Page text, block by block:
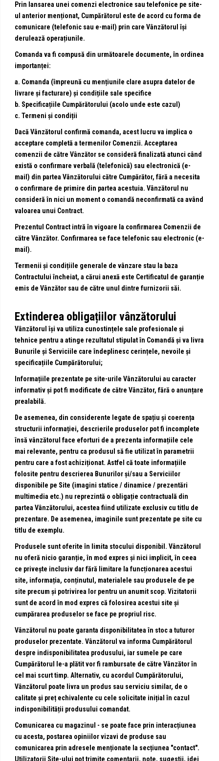
Prin lansarea unei comenzi electronice sau telefonice pe site-
ul anterior menționat, Cumpărătorul este de acord cu forma de
comunicare (telefonic sau e-mail) prin care Vânzătorul își
derulează operațiunile.
Comanda va fi compusă din următoarele documente, în ordinea
importanței:
a. Comanda (împreună cu mențiunile clare asupra datelor de
livrare și facturare) și condițiile sale specifice
b. Specificațiile Cumpărătorului (acolo unde este cazul)
c. Termeni și condiții
Dacă Vânzătorul confirmă comanda, acest lucru va implica o
acceptare completă a termenilor Comenzii. Acceptarea
comenzii de către Vânzător se consideră finalizată atunci când
există o confirmare verbală (telefonică) sau electronică (e-
mail) din partea Vânzătorului către Cumpărător, fără a necesita
o confirmare de primire din partea acestuia. Vânzătorul nu
consideră în nici un moment o comandă neconfirmată ca având
valoarea unui Contract.
Prezentul Contract intră în vigoare la confirmarea Comenzii de
către Vânzător. Confirmarea se face telefonic sau electronic (e-
mail).
Termenii și condițiile generale de vânzare stau la baza
Contractului încheiat, a cărui anexă este Certificatul de garanție
emis de Vânzător sau de către unul dintre furnizorii săi.
Extinderea obligațiilor vânzătorului
Vânzătorul își va utiliza cunostințele sale profesionale și
tehnice pentru a atinge rezultatul stipulat în Comandă și va livra
Bunurile și Serviciile care îndeplinesc cerințele, nevoile și
specificațiile Cumpărătorului;
Informațiile prezentate pe site-urile Vânzătorului au caracter
informativ și pot fi modificate de către Vânzător, fără o anunțare
prealabilă.
De asemenea, din considerente legate de spațiu și coerența
structurii informației, descrierile produselor pot fi incomplete
însă vânzătorul face eforturi de a prezenta informațiile cele
mai relevante, pentru ca produsul să fie utilizat în parametrii
pentru care a fost achiziționat. Astfel că toate informațiile
folosite pentru descrierea Bunurilor și/sau a Serviciilor
disponibile pe Site (imagini statice / dinamice / prezentări
multimedia etc.) nu reprezintă o obligație contractuală din
partea Vânzătorului, acestea fiind utilizate exclusiv cu titlu de
prezentare. De asemenea, imaginile sunt prezentate pe site cu
titlu de exemplu.
Produsele sunt oferite în limita stocului disponibil. Vânzătorul
nu oferă nicio garanție, în mod expres și nici implicit, în ceea
ce privește inclusiv dar fără limitare la funcționarea acestui
site, informația, conținutul, materialele sau produsele de pe
site precum și potrivirea lor pentru un anumit scop. Vizitatorii
sunt de acord în mod expres că folosirea acestui site și
cumpărarea produselor se face pe propriul risc.
Vânzătorul nu poate garanta disponibilitatea în stoc a tuturor
produselor prezentate. Vânzătorul va informa Cumpărătorul
despre indisponibilitatea produsului, iar sumele pe care
Cumpărătorul le-a plătit vor fi rambursate de către Vânzător în
cel mai scurt timp. Alternativ, cu acordul Cumpărătorului,
Vânzătorul poate livra un produs sau serviciu similar, de o
calitate și preț echivalente cu cele solicitate inițial în cazul
indisponibilității produsului comandat.
Comunicarea cu magazinul - se poate face prin interacțiunea
cu acesta, postarea opiniilor vizavi de produse sau
comunicarea prin adresele menționate la secțiunea "contact".
Utilizatorii Site-ului pot trimite comentarii, note, sugestii, idei